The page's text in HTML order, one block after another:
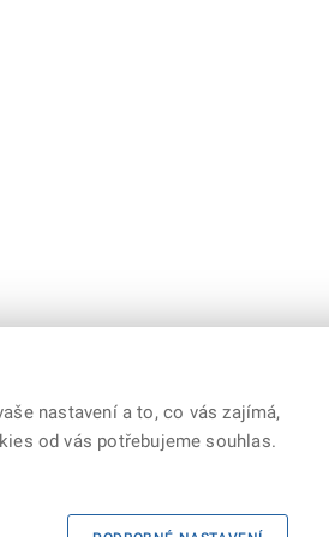
Prohlášení o přístupnosti | RSS
nastavení a to, co vás zajímá,
od vás potřebujeme souhlas.